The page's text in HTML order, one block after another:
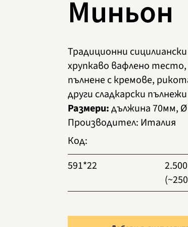
Миньон
Традиционни
хрупкаво вафлено
пълнене с кремове,
други сладкарски пълнежи
Размери:дължина 70мм,
Производител: Италия
Код:
591*22